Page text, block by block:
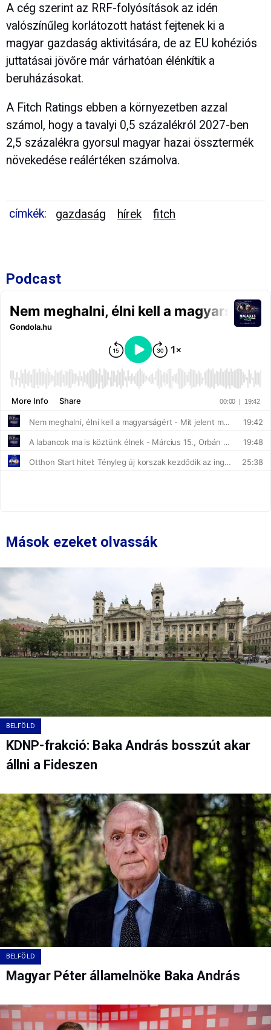
A cég szerint az RRF-folyósítások az idén
valószínűleg korlátozott hatást fejtenek ki a
magyar gazdaság aktivitására, de az EU kohéziós
juttatásai jövőre már várhatóan élénkítik a
beruházásokat.
A Fitch Ratings ebben a környezetben azzal
számol, hogy a tavalyi 0,5 százalékról 2027-ben
2,5 százalékra gyorsul magyar hazai össztermék
növekedése reálértéken számolva.
címkék: gazdaság hírek fitch
Podcast
Mások ezeket olvassák
BELFÖLD
KDNP-frakció: Baka András bosszút akar
állni a Fideszen
BELFÖLD
Magyar Péter államelnöke Baka András